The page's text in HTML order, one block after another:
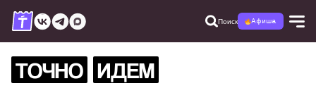
Поиск Афиша
ТОЧНО ИДЕМ